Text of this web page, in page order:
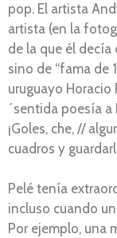
pop. El artista
artista (en la
de la que él
sino de “fama de
uruguayo Horacio
´sentida poesía a
¡Goles, che, //
cuadros y
Pelé tenía
incluso cuando
Por ejemplo, una